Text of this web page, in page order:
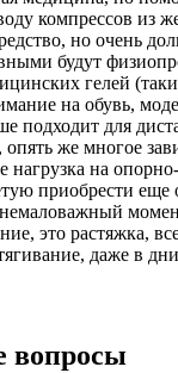
компрессов из
но очень
будут
гелей
на обувь,
подходит для
же многое
нагрузка на
приобрести еще
это растяжка,
даже в
вопросы